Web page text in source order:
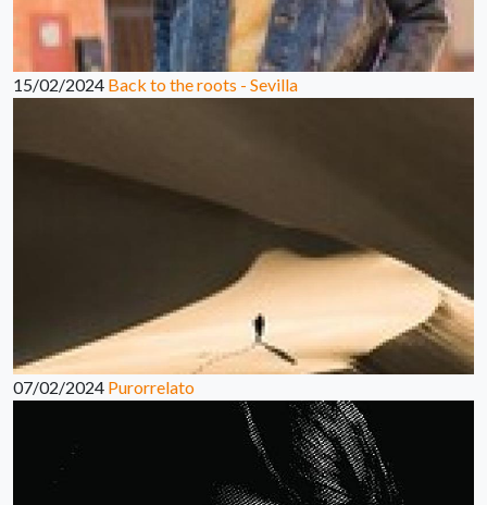
15/02/2024 Back to the roots - Sevilla
07/02/2024 Purorrelato